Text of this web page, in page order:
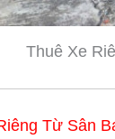
Thuê Xe
Từ Sân